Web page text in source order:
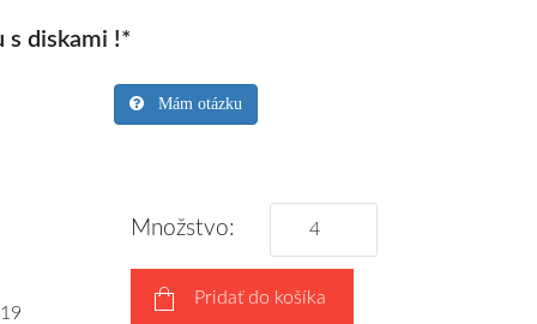
s diskami !*
Mám otázku
Množstvo:
Pridať do košíka